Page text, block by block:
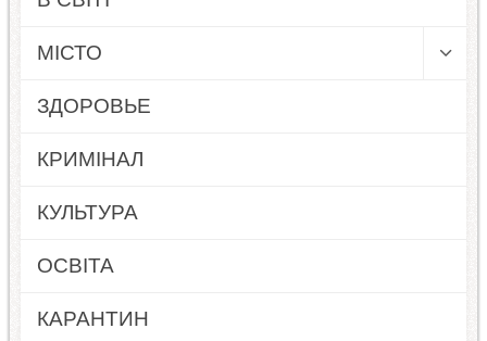
МІСТО
ЗДОРОВЬЕ
КРИМІНАЛ
КУЛЬТУРА
ОСВІТА
КАРАНТИН